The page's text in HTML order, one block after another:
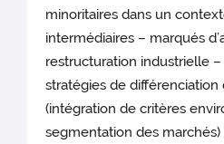
minoritaires dans un
intermédiaires – marqués
restructuration industrielle
stratégies de différenciation
(intégration de critères
segmentation des